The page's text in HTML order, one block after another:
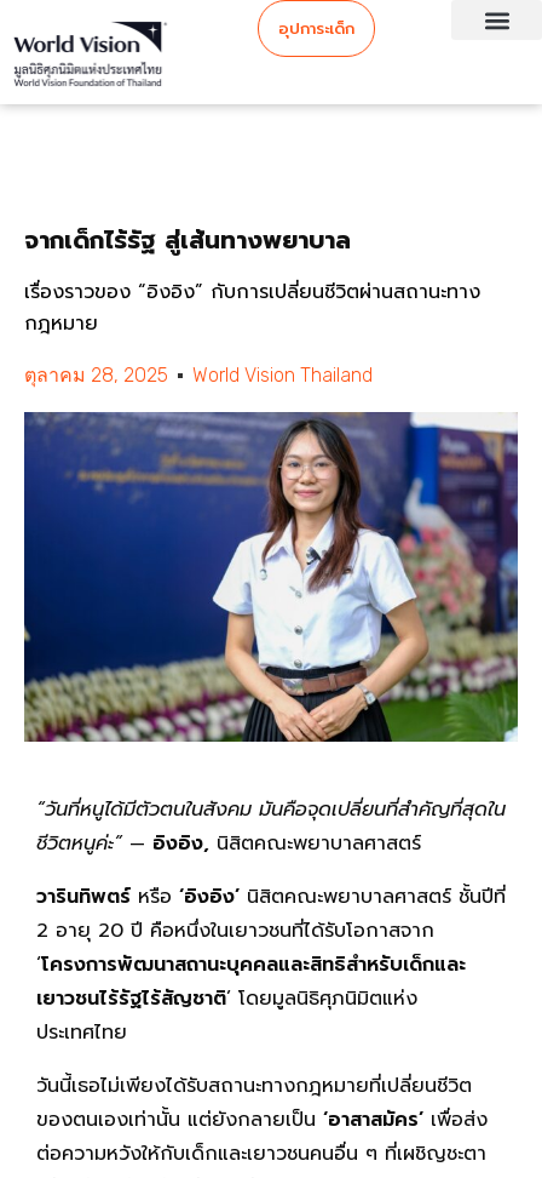
อุปการะเด็ก
จากเด็กไร้รัฐ สู่เส้นทางพยาบาล
เรื่องราวของ “อิงอิง” กับการเปลี่ยนชีวิตผ่านสถานะทาง
กฎหมาย
ตุลาคม 28, 2025 World Vision Thailand
“วันที่หนูได้มีตัวตนในสังคม มันคือจุดเปลี่ยนที่สำคัญที่สุดใน
ชีวิตหนูค่ะ”— อิงอิง, นิสิตคณะพยาบาลศาสตร์
วารินทิพตร์ หรือ ‘อิงอิง’ นิสิตคณะพยาบาลศาสตร์ ชั้นปีที่
2 อายุ 20 ปี คือหนึ่งในเยาวชนที่ได้รับโอกาสจาก
‘โครงการพัฒนาสถานะบุคคลและสิทธิสำหรับเด็กและ
เยาวชนไร้รัฐไร้สัญชาติ’ โดยมูลนิธิศุภนิมิตแห่ง
ประเทศไทย
วันนี้เธอไม่เพียงได้รับสถานะทางกฎหมายที่เปลี่ยนชีวิต
ของตนเองเท่านั้น แต่ยังกลายเป็น ‘อาสาสมัคร’ เพื่อส่ง
ต่อความหวังให้กับเด็กและเยาวชนคนอื่น ๆ ที่เผชิญชะตา